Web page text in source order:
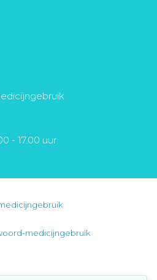
- 17.00 uur
medicijngebruik